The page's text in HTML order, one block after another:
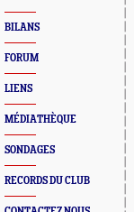
BILANS
FORUM
LIENS
MÉDIATHÈQUE
SONDAGES
RECORDS DU CLUB